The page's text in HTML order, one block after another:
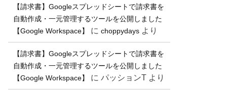
【請求書】Googleスプレッドシートで請求書を
自動作成・一元管理するツールを公開しました
【Google Workspace】
に choppydays より
【請求書】Googleスプレッドシートで請求書を
自動作成・一元管理するツールを公開しました
【Google Workspace】
に パッションT より